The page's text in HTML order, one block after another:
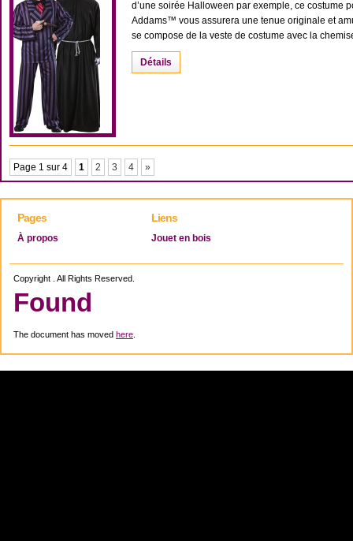
d’une soirée Halloween par exemple, ce costume
Addams™ vous assurera une tenue originale et
se compose de la veste de costume avec la
Détails
Page 1 sur 4 1 2 3 4 »
Pages
À propos
Liens
Jouet en bois
Copyright . All Rights Reserved.
Found
The document has moved here.